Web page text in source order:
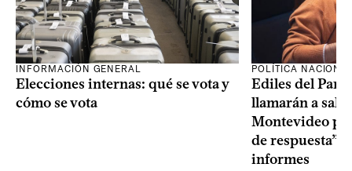
INFORMACIÓN GENERAL
Elecciones internas: qué se vota y
cómo se vota
POLÍTICA
Ediles del
llamarán a sala
Montevideo
de respuesta”
informes